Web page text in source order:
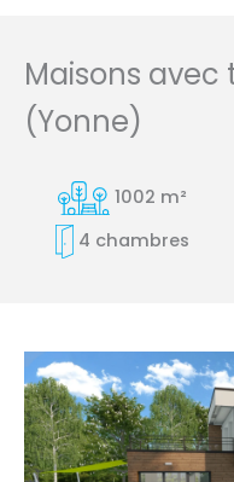
Maisons avec
(Yonne)
1002 m²
4 chambres